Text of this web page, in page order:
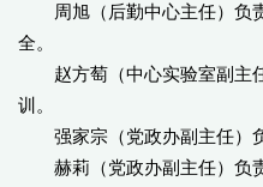
周旭（后勤中心主任）负
全。
赵方萄（中心实验室副主
训。
强家宗（党政办副主任）负
赫莉（党政办副主任）负责